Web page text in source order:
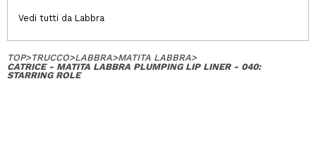
Vedi tutti da Labbra
TOP>TRUCCO>LABBRA>MATITA LABBRA>
CATRICE - MATITA LABBRA PLUMPING LIP LINER - 040:
STARRING ROLE